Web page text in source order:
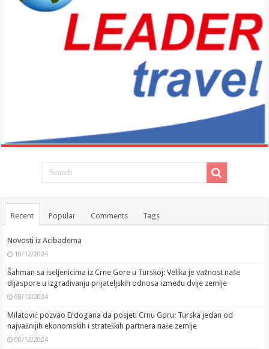
Recent Popular Comments Tags
Novosti iz Acibadema
10/12/2024
Šahman sa iseljenicima iz Crne Gore u Turskoj: Velika je važnost naše
dijaspore u izgrađivanju prijateljskih odnosa između dvije zemlje
08/12/2024
Milatović pozvao Erdogana da posjeti Crnu Goru: Turska jedan od
najvažnijih ekonomskih i strateških partnera naše zemlje
08/12/2024